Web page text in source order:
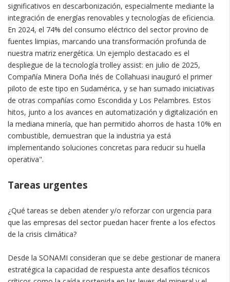
significativos en descarbonización, especialmente mediante la
integración de energías renovables y tecnologías de eficiencia.
En 2024, el 74% del consumo eléctrico del sector provino de
fuentes limpias, marcando una transformación profunda de
nuestra matriz energética. Un ejemplo destacado es el
despliegue de la tecnología trolley assist: en julio de 2025,
Compañía Minera Doña Inés de Collahuasi inauguró el primer
piloto de este tipo en Sudamérica, y se han sumado iniciativas
de otras compañías como Escondida y Los Pelambres. Estos
hitos, junto a los avances en automatización y digitalización en
la mediana minería, que han permitido ahorros de hasta 10% en
combustible, demuestran que la industria ya está
implementando soluciones concretas para reducir su huella
operativa".
Tareas urgentes
¿Qué tareas se deben atender y/o reforzar con urgencia para
que las empresas del sector puedan hacer frente a los efectos
de la crisis climática?
Desde la SONAMI consideran que se debe gestionar de manera
estratégica la capacidad de respuesta ante desafíos técnicos